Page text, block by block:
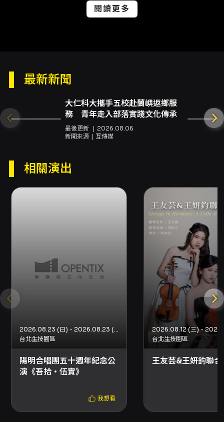
生文化的觀演價值。 演出陣容以音樂總監吳詠隆
領軍，並邀請多位資深與跨域表演者參與：特邀
團同時邀請歌手江玉芳演唱探戈歌曲，歌聲的語
言特質將為樂曲注入歐陸歌謠與探戈歌唱的情感
Samantha等人，以舞蹈化的身體語彙回應音樂
的節奏與句法，提升整體表演的視覺與情緒張
力。 本次音樂會在編曲與演繹上力求兼顧傳統與
當代：一方面忠實呈現探戈的標準音色與節奏結
素與樂團的演奏特質相互融入，使得老歌新詮、
傳統與當代並置。對於已熟悉探戈的聽眾，能聽
及編曲在動態與律動上的處理；對於初次接觸探
戈或希望體驗現場大編制探戈聲響的觀眾，則能
獲得一場兼具戲劇張力與情緒流動的現場經驗。
本場次於台北生技園區多功能廳演出，並提供電
子票及同步錄影服務（演出當晚同步錄影）。票
價分級為800、1,000、1,200及5,000元，並
提供多種折扣方案（含早鳥、學生、身心障礙等
優待）。觀眾可依自身需求選擇座位與票種；建
議對探戈聲響細節與舞蹈互動有興趣的觀眾儘早
購票以取得較佳座位。本演出不僅是聆聽探戈經
典的機會，也是觀察當代編曲、跨界演出與在地
文化融合的實際樣貌，適合喜愛探戈、世界音
樂、弦樂與舞蹈表演的觀眾前來觀賞。
票務與優惠規則 - 票價：800、1,000、
1,200、5,000 元。 - 折扣：早鳥優惠自即日起
生證）；身心障礙人士及一名陪同者購票5折（入
場請出示身心障礙手冊，陪同者與身障者須同時
閱讀更多
最新新聞
大仁科大攜手五校赴蘭嶼返鄉服
務 青年走入部落實踐文化傳承
最後更新
2026.08.06
新聞來源
互傳媒
相關演出
台北生技園區
陽明合唱團五十週年紀念公
演《吾拾‧伍實》
我想看
台北生技園區
王友芸&王妍鈞聯合